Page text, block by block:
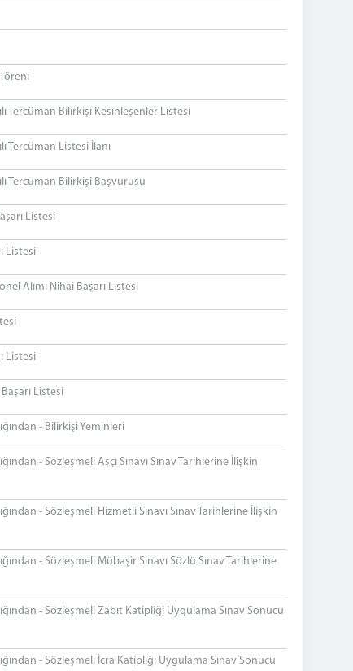
Tercüman Bilirkişi Kesinleşenler Listesi
Tercüman Listesi İlanı
Tercüman Bilirkişi Başvurusu
Listesi
Listesi
Alımı Nihai Başarı Listesi
Listesi
Listesi
- Bilirkişi Yeminleri
- Sözleşmeli Aşçı Sınavı Sınav Tarihlerine İlişkin
- Sözleşmeli Hizmetli Sınavı Sınav Tarihlerine İlişkin
- Sözleşmeli Mübaşir Sınavı Sözlü Sınav Tarihlerine
- Sözleşmeli Zabıt Katipliği Uygulama Sınav Sonucu
- Sözleşmeli İcra Katipliği Uygulama Sınav Sonucu